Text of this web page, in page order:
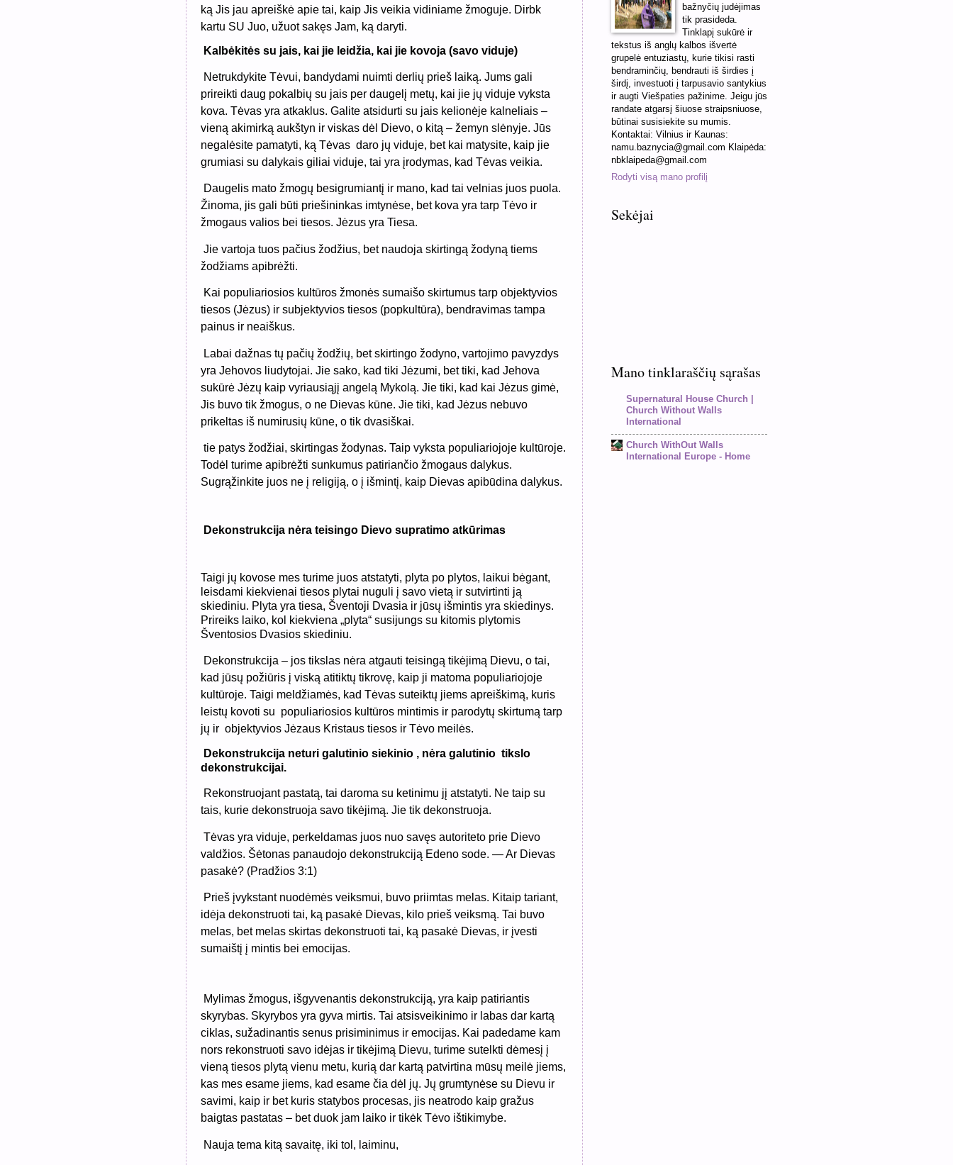
ką Jis jau apreiškė apie tai, kaip Jis veikia vidiniame žmoguje. Dirbk
kartu SU Juo, užuot sakęs Jam, ką daryti.
Kalbėkitės su jais, kai jie leidžia, kai jie kovoja (savo viduje)
Netrukdykite Tėvui, bandydami nuimti derlių prieš laiką. Jums gali
prireikti daug pokalbių su jais per daugelį metų, kai jie jų viduje vyksta
kova. Tėvas yra atkaklus. Galite atsidurti su jais kelionėje kalneliais –
vieną akimirką aukštyn ir viskas dėl Dievo, o kitą – žemyn slėnyje. Jūs
negalėsite pamatyti, ką Tėvas daro jų viduje, bet kai matysite, kaip jie
grumiasi su dalykais giliai viduje, tai yra įrodymas, kad Tėvas veikia.
Daugelis mato žmogų besigrumiantį ir mano, kad tai velnias juos puola.
Žinoma, jis gali būti priešininkas imtynėse, bet kova yra tarp Tėvo ir
žmogaus valios bei tiesos. Jėzus yra Tiesa.
Jie vartoja tuos pačius žodžius, bet naudoja skirtingą žodyną tiems
žodžiams apibrėžti.
Kai populiariosios kultūros žmonės sumaišo skirtumus tarp objektyvios
tiesos (Jėzus) ir subjektyvios tiesos (popkultūra), bendravimas tampa
painus ir neaiškus.
Labai dažnas tų pačių žodžių, bet skirtingo žodyno, vartojimo pavyzdys
yra Jehovos liudytojai. Jie sako, kad tiki Jėzumi, bet tiki, kad Jehova
sukūrė Jėzų kaip vyriausiąjį angelą Mykolą. Jie tiki, kad kai Jėzus gimė,
Jis buvo tik žmogus, o ne Dievas kūne. Jie tiki, kad Jėzus nebuvo
prikeltas iš numirusių kūne, o tik dvasiškai.
tie patys žodžiai, skirtingas žodynas. Taip vyksta populiariojoje kultūroje.
Todėl turime apibrėžti sunkumus patiriančio žmogaus dalykus.
Sugrąžinkite juos ne į religiją, o į išmintį, kaip Dievas apibūdina dalykus.
Dekonstrukcija nėra teisingo Dievo supratimo atkūrimas
Taigi jų kovose mes turime juos atstatyti, plyta po plytos, laikui bėgant,
leisdami kiekvienai tiesos plytai nuguli į savo vietą ir sutvirtinti ją
skiediniu. Plyta yra tiesa, Šventoji Dvasia ir jūsų išmintis yra skiedinys.
Prireiks laiko, kol kiekviena „plyta“ susijungs su kitomis plytomis
Šventosios Dvasios skiediniu.
Dekonstrukcija – jos tikslas nėra atgauti teisingą tikėjimą Dievu, o tai,
kad jūsų požiūris į viską atitiktų tikrovę, kaip ji matoma populiariojoje
kultūroje. Taigi meldžiamės, kad Tėvas suteiktų jiems apreiškimą, kuris
leistų kovoti su populiariosios kultūros mintimis ir parodytų skirtumą tarp
jų ir objektyvios Jėzaus Kristaus tiesos ir Tėvo meilės.
Dekonstrukcija neturi galutinio siekinio , nėra galutinio tikslo
dekonstrukcijai.
Rekonstruojant pastatą, tai daroma su ketinimu jį atstatyti. Ne taip su
tais, kurie dekonstruoja savo tikėjimą. Jie tik dekonstruoja.
Tėvas yra viduje, perkeldamas juos nuo savęs autoriteto prie Dievo
valdžios. Šėtonas panaudojo dekonstrukciją Edeno sode. — Ar Dievas
pasakė? (Pradžios 3:1)
Prieš įvykstant nuodėmės veiksmui, buvo priimtas melas. Kitaip tariant,
idėja dekonstruoti tai, ką pasakė Dievas, kilo prieš veiksmą. Tai buvo
melas, bet melas skirtas dekonstruoti tai, ką pasakė Dievas, ir įvesti
sumaištį į mintis bei emocijas.
Mylimas žmogus, išgyvenantis dekonstrukciją, yra kaip patiriantis
skyrybas. Skyrybos yra gyva mirtis. Tai atsisveikinimo ir labas dar kartą
ciklas, sužadinantis senus prisiminimus ir emocijas. Kai padedame kam
nors rekonstruoti savo idėjas ir tikėjimą Dievu, turime sutelkti dėmesį į
vieną tiesos plytą vienu metu, kurią dar kartą patvirtina mūsų meilė jiems,
kas mes esame jiems, kad esame čia dėl jų. Jų grumtynėse su Dievu ir
savimi, kaip ir bet kuris statybos procesas, jis neatrodo kaip gražus
baigtas pastatas – bet duok jam laiko ir tikėk Tėvo ištikimybe.
Nauja tema kitą savaitę, iki tol, laiminu,
bažnyčių judėjimas
tik prasideda.
Tinklapį sukūrė ir
tekstus iš anglų kalbos išvertė
grupelė entuziastų, kurie tikisi rasti
bendraminčių, bendrauti iš širdies į
širdį, investuoti į tarpusavio santykius
ir augti Viešpaties pažinime. Jeigu jūs
randate atgarsį šiuose straipsniuose,
būtinai susisiekite su mumis.
Kontaktai: Vilnius ir Kaunas:
namu.baznycia@gmail.com Klaipėda:
nbklaipeda@gmail.com
Rodyti visą mano profilį
Sekėjai
Mano tinklaraščių sąrašas
Supernatural House Church |
Church Without Walls
International
Church WithOut Walls
International Europe - Home